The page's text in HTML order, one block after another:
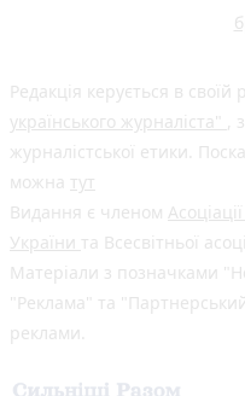
Редакція керується в своїй
українського журналіста"
журналістської етики.
можна тут
Видання є членом
України та Всесвітньої
Матеріали з позначками
"Реклама" та
реклами.